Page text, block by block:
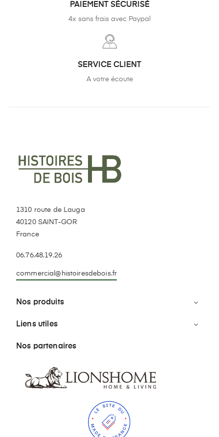
PAIEMENT SÉCURISÉ
4x sans frais avec Paypal
SERVICE CLIENT
A votre écoute
1310 route de Lauga
40120 SAINT-GOR
France
06.76.48.19.26
commercial@histoiresdebois.fr
Nos produits 
Liens utiles 
Nos partenaires